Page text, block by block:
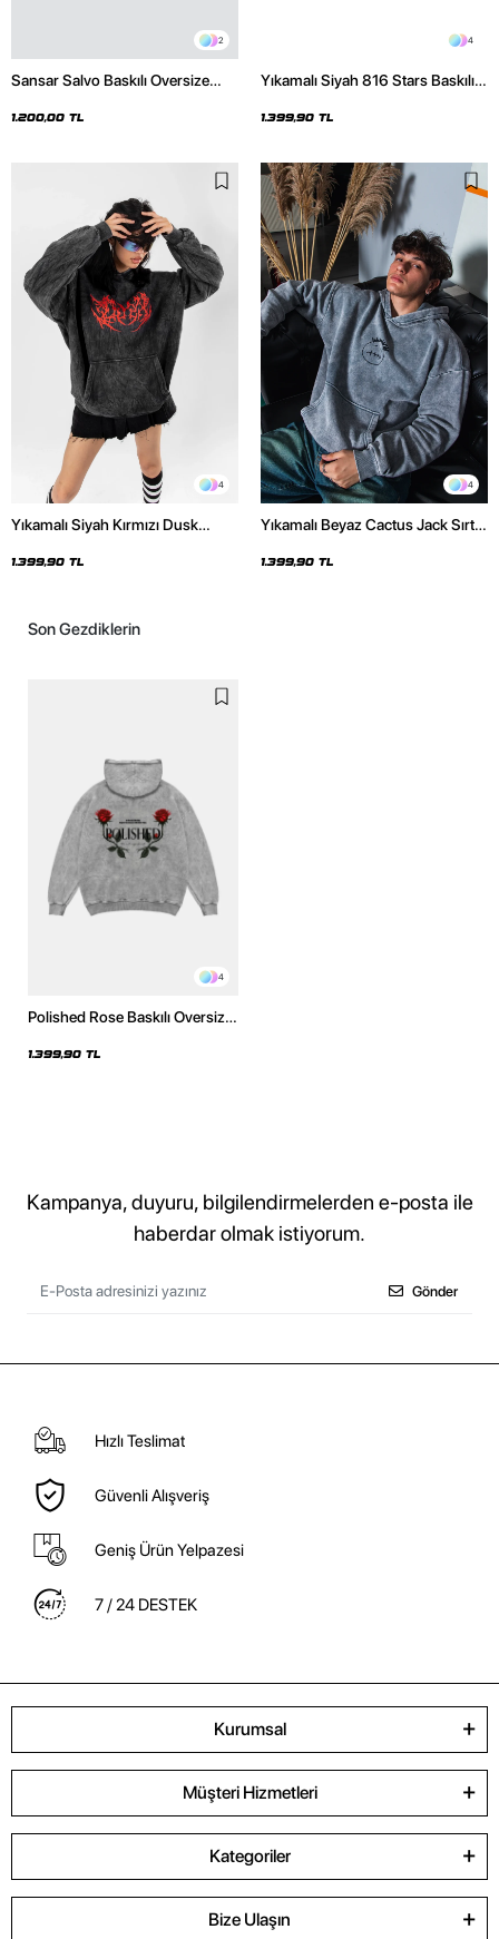
2
Sansar Salvo Baskılı Oversize
1.200,00 TL
4
Yıkamalı Siyah 816 Stars Baskılı
1.399,90 TL
4
Yıkamalı Siyah Kırmızı Dusk
1.399,90 TL
4
Yıkamalı Beyaz Cactus Jack Sırt
1.399,90 TL
Son Gezdiklerin
4
Polished Rose Baskılı Oversize
1.399,90 TL
Kampanya, duyuru, bilgilendirmelerden e-posta ile
haberdar olmak istiyorum.
Gönder
Hızlı Teslimat
Güvenli Alışveriş
Geniş Ürün Yelpazesi
7 / 24 DESTEK
Kurumsal
Müşteri Hizmetleri
Kategoriler
Bize Ulaşın